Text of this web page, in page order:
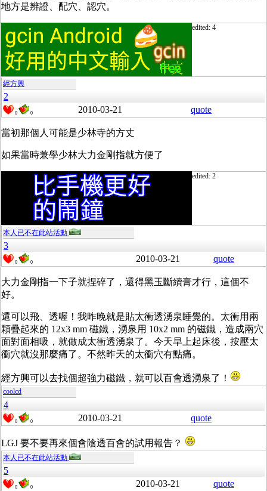
地方是辨證、配穴、認穴。
edited: 4
經方興
2
0 0 2010-03-21 quote
當初那個人可能是少林寺的方丈
如果當時兼學少林大力金剛指就方便了
edited: 2
本人已不在此站活動
3
0 0 2010-03-21 quote
大力金剛指一下子就捏碎了，還得黑玉斷續膏才行，這個不
好。
還可以飛、透喔！我昨晚就是貼太衝透湧泉睡覺的。太衝用兩
顆疊起來的 12x3 mm 磁鐵，湧泉用 10x2 mm 的磁鐵，造成兩穴
面對面相吸，就做成太衝透湧泉了。今天早上起床後，按壓太
衝穴就沒那麼痛了。不然昨天的太衝穴有點痛。
經方興可以去找個超強力磁鐵，就可以百會透湧泉了！
coolcd
4
0 0 2010-03-21 quote
LGJ 要不要再來個會陰透百會的試用報告？
本人已不在此站活動
5
0 0 2010-03-21 quote